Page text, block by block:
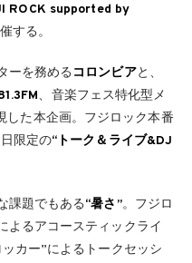
ROCK supported by
する。
ーを務める コロンビアと、
、音楽フェス特化型メ
した本企画。フジロック本番
限定の“トーク＆ライブ&DJ
課題でもある“暑さ”。フジロ
よるアコースティックライ
カー”によるトークセッシ